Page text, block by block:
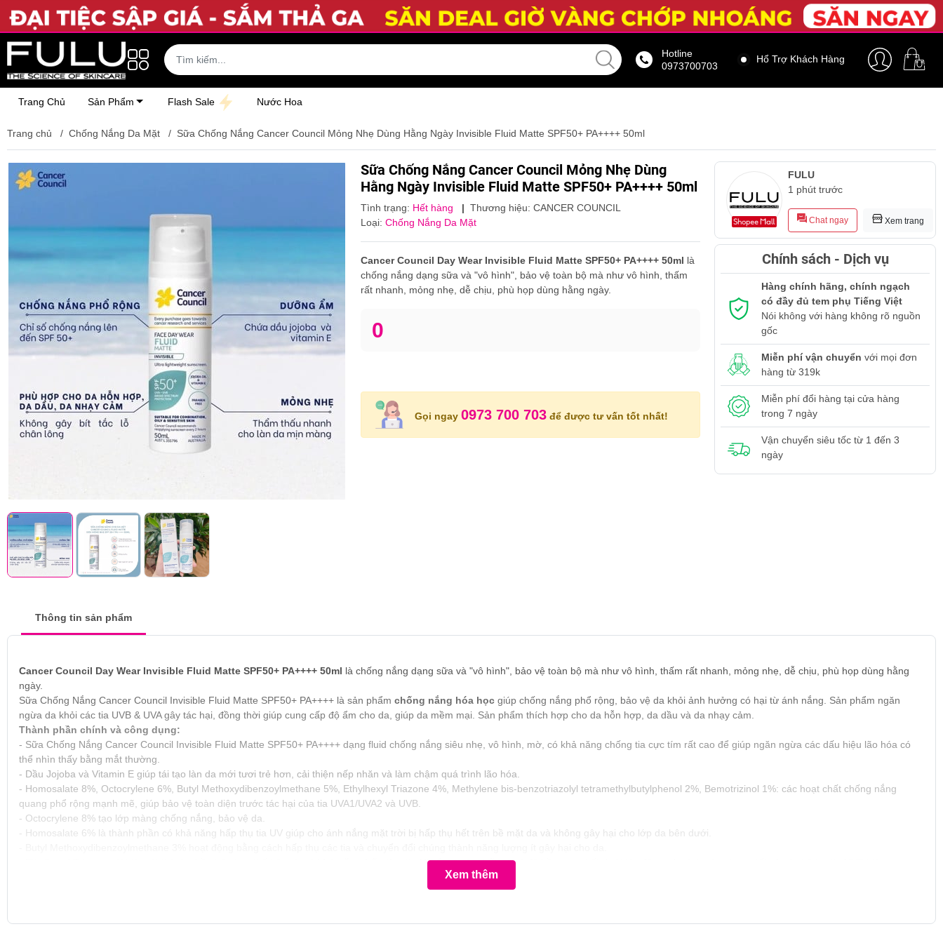
Hotline
0973700703
Hổ Trợ Khách Hàng
Trang Chủ Sản Phẩm Flash Sale Nước Hoa
Trang chủ / Chống Nắng Da Mặt / Sữa Chống Nắng Cancer Council Mỏng Nhẹ Dùng Hằng Ngày Invisible Fluid Matte SPF50+ PA++++ 50ml
Sữa Chống Nắng Cancer Council Mỏng Nhẹ Dùng
Hằng Ngày Invisible Fluid Matte SPF50+ PA++++ 50ml
Tình trạng: Hết hàng | Thương hiệu: CANCER COUNCIL
Loại: Chống Nắng Da Mặt
Cancer Council Day Wear Invisible Fluid Matte SPF50+ PA++++ 50ml là
chống nắng dạng sữa và "vô hình", bảo vệ toàn bộ mà như vô hình, thấm
rất nhanh, mỏng nhẹ, dễ chịu, phù họp dùng hằng ngày.
0
Gọi ngay 0973 700 703 để được tư vấn tốt nhất!
FULU
1 phút trước
Chat ngay Xem trang
Chính sách - Dịch vụ
Hàng chính hãng, chính ngạch
có đầy đủ tem phụ Tiếng Việt
Nói không với hàng không rõ nguồn
gốc
Miễn phí vận chuyển với mọi đơn
hàng từ 319k
Miễn phí đổi hàng tại cửa hàng
trong 7 ngày
Vận chuyển siêu tốc từ 1 đến 3
ngày
Thông tin sản phẩm
Cancer Council Day Wear Invisible Fluid Matte SPF50+ PA++++ 50ml là chống nắng dạng sữa và "vô hình", bảo vệ toàn bộ mà như vô hình, thấm rất nhanh, mỏng nhẹ, dễ chịu, phù họp dùng hằng
ngày.
Sữa Chống Nắng Cancer Council Invisible Fluid Matte SPF50+ PA++++ là sản phẩm chống nắng hóa học giúp chống nắng phổ rộng, bảo vệ da khỏi ảnh hưởng có hại từ ánh nắng. Sản phẩm ngăn
ngừa da khỏi các tia UVB & UVA gây tác hại, đồng thời giúp cung cấp độ ẩm cho da, giúp da mềm mại. Sản phẩm thích hợp cho da hỗn hợp, da dầu và da nhạy cảm.
Thành phần chính và công dụng:
- Sữa Chống Nắng Cancer Council Invisible Fluid Matte SPF50+ PA++++ dạng fluid chống nắng siêu nhẹ, vô hình, mờ, có khả năng chống tia cực tím rất cao để giúp ngăn ngừa các dấu hiệu lão hóa có
thể nhìn thấy bằng mắt thường.
- Dầu Jojoba và Vitamin E giúp tái tạo làn da mới tươi trẻ hơn, cải thiện nếp nhăn và làm chậm quá trình lão hóa.
- Homosalate 8%, Octocrylene 6%, Butyl Methoxydibenzoylmethane 5%, Ethylhexyl Triazone 4%, Methylene bis-benzotriazolyl tetramethylbutylphenol 2%, Bemotrizinol 1%: các hoạt chất chống nắng
quang phổ rộng mạnh mẽ, giúp bảo vệ toàn diện trước tác hại của tia UVA1/UVA2 và UVB.
- Octocrylene 8% tạo lớp màng chống nắng, bảo vệ da.
- Homosalate 6% là thành phần có khả năng hấp thụ tia UV giúp cho ánh nắng mặt trời bị hấp thụ hết trên bề mặt da và không gây hại cho lớp da bên dưới.
khả năng hấp thụ tia UV ổn định nhấtvà có độ bền cao nhất dưới tác động của ánh sáng trong tất cả các bộ lọc tia UVB hiện nay.
- Phù hợp sử dụng cho da hỗn hợp, da dầu và da nhạy cảm.
Xem thêm